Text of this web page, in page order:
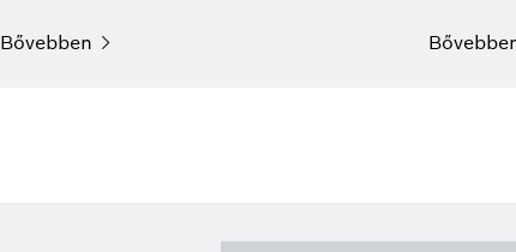
Bővebben